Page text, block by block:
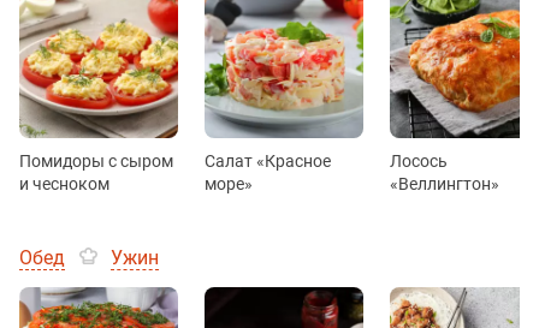
Помидоры с сыром
и чесноком
Салат «Красное
море»
Лосось
«Веллингтон»
Обед Ужин